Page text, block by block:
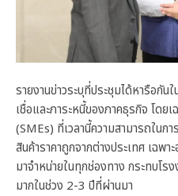
รายงานข่าวระบุที่ประชุมได้หารือกัน
เชื่อและภาระหนี้ของภาคธุรกิจ โดย
(SMEs) ที่เวลานี้ความสามารถในก
สินค้าราคาถูกจากต่างประเทศ เฉพา
มาจำหน่ายในทุกช่องทาง กระทบโร
มากในช่วง 2-3 ปีที่ผ่านมา